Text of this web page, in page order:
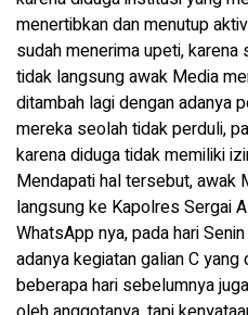
menertibkan dan menutup
sudah menerima upeti,
tidak langsung awak Media
ditambah lagi dengan adanya
mereka seolah tidak perduli,
karena diduga tidak memiliki
Mendapati hal tersebut, awak
langsung ke Kapolres Sergai
WhatsApp nya, pada hari
adanya kegiatan galian C
beberapa hari sebelumnya